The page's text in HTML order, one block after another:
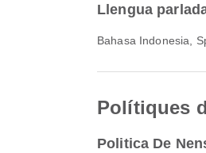
Llengua
Bahasa Indonesia,
Polítiques
Politica De